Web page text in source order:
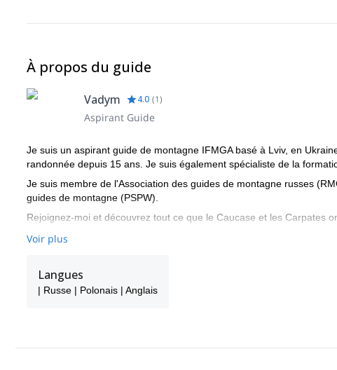
À propos du guide
Vadym 4.0 (1)
Aspirant Guide
Je suis un aspirant guide de montagne IFMGA basé à Lviv, en
randonnée depuis 15 ans. Je suis également spécialiste de la
Je suis membre de l'Association des guides de montagne russes
guides de montagne (PSPW).
Rejoignez-moi et découvrez tout ce que le Caucase et les Carpates
Voir plus
Langues
| Russe | Polonais | Anglais